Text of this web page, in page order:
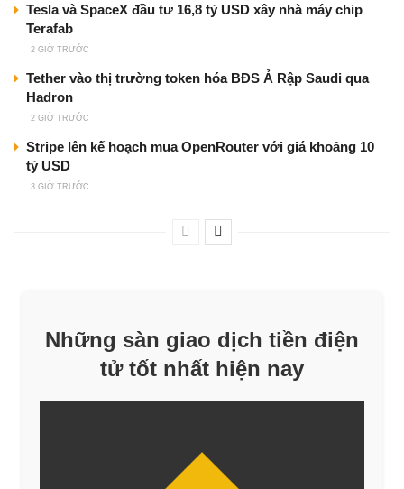
Tesla và SpaceX đầu tư 16,8 tỷ USD xây nhà máy chip
Terafab
2 GIỜ TRƯỚC
Tether vào thị trường token hóa BĐS Ả Rập Saudi qua
Hadron
2 GIỜ TRƯỚC
Stripe lên kế hoạch mua OpenRouter với giá khoảng 10
tỷ USD
3 GIỜ TRƯỚC
Những sàn giao dịch tiền điện
tử tốt nhất hiện nay